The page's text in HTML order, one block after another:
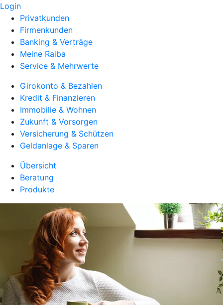
Login
Privatkunden
Firmenkunden
Banking & Verträge
Meine Raiba
Service & Mehrwerte
Girokonto & Bezahlen
Kredit & Finanzieren
Immobilie & Wohnen
Zukunft & Vorsorgen
Versicherung & Schützen
Geldanlage & Sparen
Übersicht
Beratung
Produkte